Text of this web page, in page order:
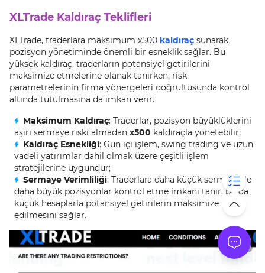
XLTrade Kaldıraç Teklifleri
XLTrade, traderlara maksimum x500 kaldıraç sunarak
pozisyon yönetiminde önemli bir esneklik sağlar. Bu
yüksek kaldıraç, traderların potansiyel getirilerini
maksimize etmelerine olanak tanırken, risk
parametrelerinin firma yönergeleri doğrultusunda kontrol
altında tutulmasına da imkan verir.
Maksimum Kaldıraç: Traderlar, pozisyon büyüklüklerini
aşırı sermaye riski almadan x500 kaldıraçla yönetebilir;
Kaldıraç Esnekliği: Gün içi işlem, swing trading ve uzun
vadeli yatırımlar dahil olmak üzere çeşitli işlem
stratejilerine uygundur;
Sermaye Verimliliği: Traderlara daha küçük sermaye ile
daha büyük pozisyonlar kontrol etme imkanı tanır, bu da
küçük hesaplarla potansiyel getirilerin maksimize
edilmesini sağlar.